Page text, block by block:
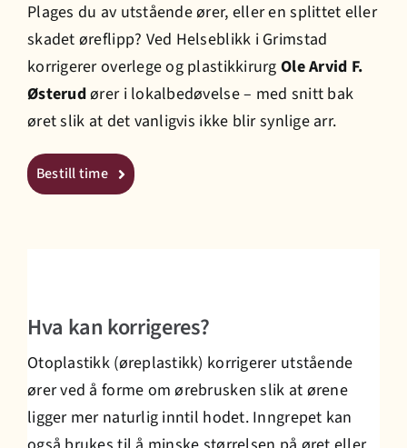
Hud
Helseattester
Bestill time
Plages du av utstående ører, eller en splittet eller
skadet øreflipp? Ved Helseblikk i Grimstad
korrigerer overlege og plastikkirurg Ole Arvid F.
Østerudører i lokalbedøvelse – med snitt bak
øret slik at det vanligvis ikke blir synlige arr.
Bestill time
Hva kan korrigeres?
Otoplastikk (øreplastikk) korrigerer utstående
ører ved å forme om ørebrusken slik at ørene
ligger mer naturlig inntil hodet. Inngrepet kan